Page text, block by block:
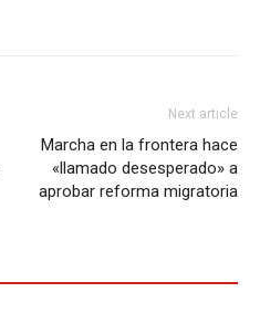
Next article
Marcha en la frontera hace
«llamado desesperado» a
aprobar reforma migratoria